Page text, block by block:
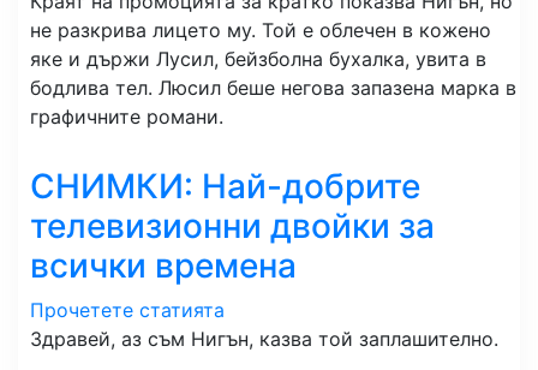
не разкрива лицето му. Той е облечен в кожено
яке и държи Лусил, бейзболна бухалка, увита в
бодлива тел. Люсил беше негова запазена марка в
графичните романи.
СНИМКИ: Най-добрите
телевизионни двойки за
всички времена
Прочетете статията
Здравей, аз съм Нигън, казва той заплашително.